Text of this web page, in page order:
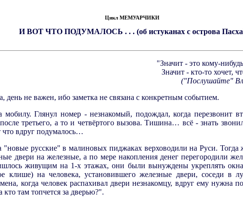
Цикл МЕМУАРЧИКИ
И ВОТ ЧТО ПОДУМАЛОСЬ . . . (об истуканах с острова
"Значит - это кому-
Значит - кто-то хочет,
("Послушайте"
день не важен, ибо заметка не связана с конкретным событием.
Глянул номер - незнакомый, подождал, когда перезвонит
третьего, а то и четвёртого вызова. Тишина… всё - знать
что вдруг подумалось…
"новые русские" в малиновых пиджаках верховодили на Руси.
двери на железные, а по мере накопления денег перегородили
живущим на 1-х этажах, они были вынуждены укреплять
клише) на человека, установившего железные двери, соседи в
когда человек распахивал двери незнакомцу, вдруг ему нужна
кто там топчется за дверью?".